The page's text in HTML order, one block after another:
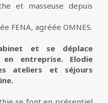
et masseuse depuis
FENA, agréée OMNES.
et se déplace
entreprise. Elodie
ateliers et séjours